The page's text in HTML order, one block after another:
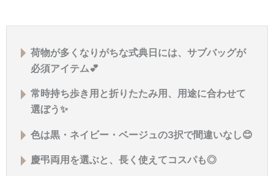
荷物が多くなりがちな式典日には、サブバッグが
必須アイテム💕
常時持ち歩き用と折りたたみ用、用途に合わせて
選ぼう✨
色は黒・ネイビー・ベージュの3択で間違いなし😊
慶弔両用を選ぶと、長く使えてコスパも◎